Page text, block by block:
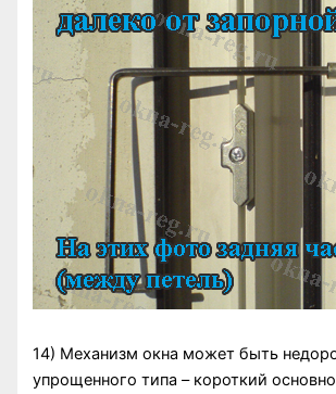
14) Механизм окна может быть
упрощенного типа – короткий